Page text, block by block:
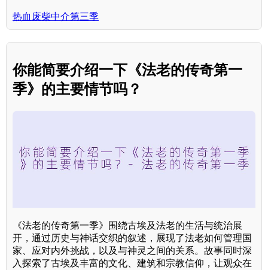
热血废柴中介第三季
你能简要介绍一下《法老的传奇第一
季》的主要情节吗？
《法老的传奇第一季》围绕古埃及法老的生活与统治展
开，通过历史与神话交织的叙述，展现了法老如何管理国
家、应对内外挑战，以及与神灵之间的关系。故事同时深
入探索了古埃及丰富的文化、建筑和宗教信仰，让观众在